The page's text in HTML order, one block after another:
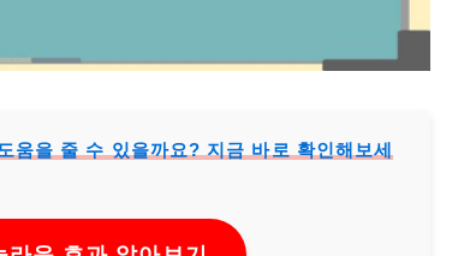
움을 줄 수 있을까요? 지금 바로 확인해보세